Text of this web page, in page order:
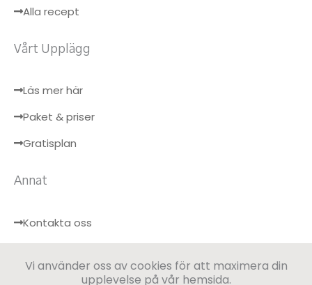
Alla recept
Vårt Upplägg
Läs mer här
Paket & priser
Gratisplan
Annat
Kontakta oss
Vi använder oss av cookies för att maximera din
upplevelse på vår hemsida.